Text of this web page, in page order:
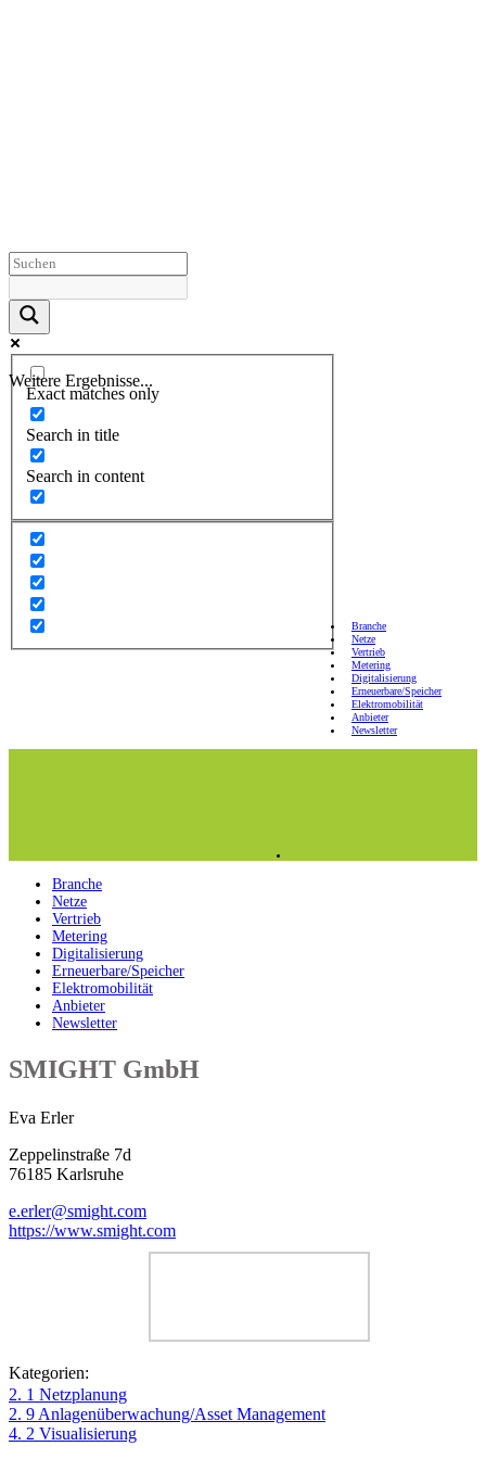
Weitere Ergebnisse...
Exact matches only
Search in title
Search in content
Branche
Netze
Vertrieb
Metering
Digitalisierung
Erneuerbare/Speicher
Elektromobilität
Anbieter
Newsletter
Branche
Netze
Vertrieb
Metering
Digitalisierung
Erneuerbare/Speicher
Elektromobilität
Anbieter
Newsletter
SMIGHT GmbH
Eva Erler
Zeppelinstraße 7d
76185 Karlsruhe
e.erler@smight.com
https://www.smight.com
Kategorien:
2. 1 Netzplanung
2. 9 Anlagenüberwachung/Asset Management
4. 2 Visualisierung